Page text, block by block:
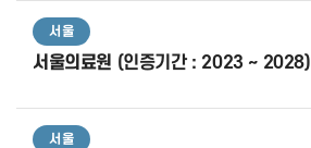
서울
서울의료원 (인증기간 : 2023 ~ 2028)
서울